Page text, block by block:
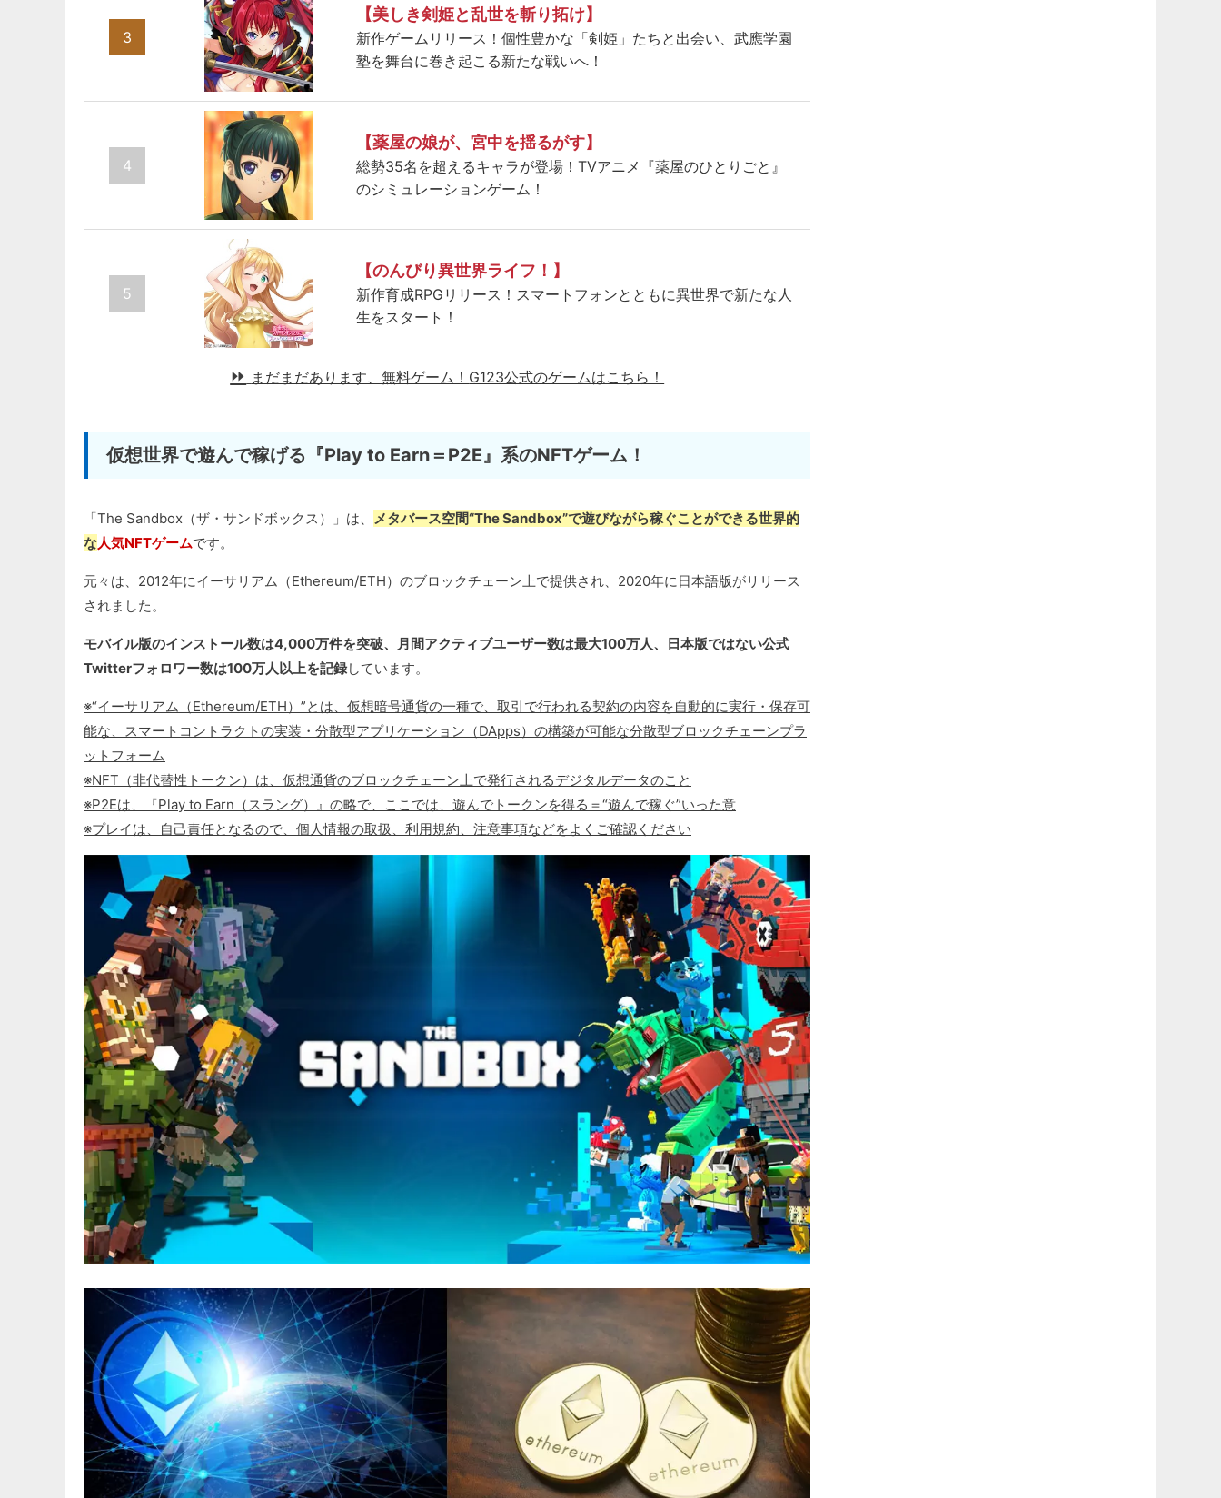
3
【美しき剣姫と乱世を斬り拓け】
新作ゲームリリース！個性豊かな「剣姫」たちと出会い、武應学園
塾を舞台に巻き起こる新たな戦いへ！
4
【薬屋の娘が、宮中を揺るがす】
総勢35名を超えるキャラが登場！TVアニメ『薬屋のひとりごと』
のシミュレーションゲーム！
5
【のんびり異世界ライフ！】
新作育成RPGリリース！スマートフォンとともに異世界で新たな人
生をスタート！
まだまだあります、無料ゲーム！ G123公式のゲームはこちら！
仮想世界で遊んで稼げる『Play to Earn＝P2E』系のNFTゲーム！
「The Sandbox（ザ・サンドボックス）」は、 メタバース空間“The Sandbox”で遊びながら稼ぐことができる世界的
な人気NFTゲームです。
元々は、2012年にイーサリアム（Ethereum/ETH）のブロックチェーン上で提供され、2020年に日本語版がリリース
されました。
モバイル版のインストール数は4,000万件を突破、月間アクティブユーザー数は最大100万人、日本版ではない公式
Twitterフォロワー数は100万人以上を記録しています。
※“イーサリアム（Ethereum/ETH）”とは、仮想暗号通貨の一種で、取引で行われる契約の内容を自動的に実行・保存可
能な、スマートコントラクトの実装・分散型アプリケーション（DApps）の構築が可能な分散型ブロックチェーンプラ
ットフォーム
※NFT（非代替性トークン）は、仮想通貨のブロックチェーン上で発行されるデジタルデータのこと
※P2Eは、『Play to Earn（スラング）』の略で、ここでは、遊んでトークンを得る＝“遊んで稼ぐ”いった意
※プレイは、自己責任となるので、個人情報の取扱、利用規約、注意事項などをよくご確認ください